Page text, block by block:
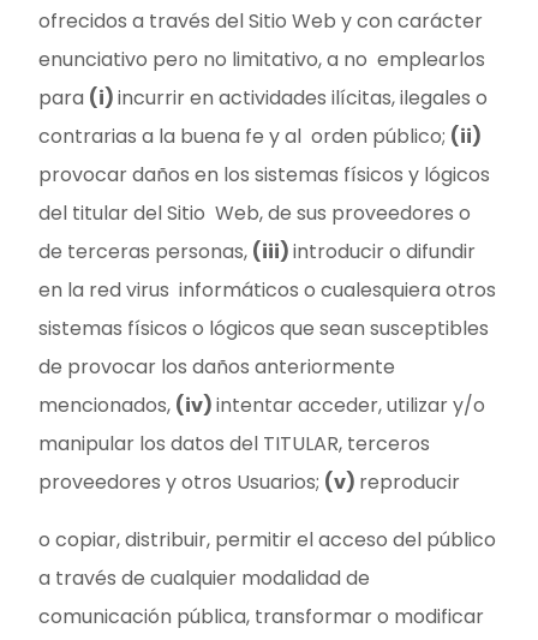
ofrecidos a través del Sitio Web y con carácter
enunciativo pero no limitativo, a no emplearlos
para (i)incurrir en actividades ilícitas, ilegales o
contrarias a la buena fe y al orden público; (ii)
provocar daños en los sistemas físicos y lógicos
del titular del Sitio Web, de sus proveedores o
de terceras personas, (iii)introducir o difundir
en la red virus informáticos o cualesquiera otros
sistemas físicos o lógicos que sean susceptibles
de provocar los daños anteriormente
mencionados, (iv)intentar acceder, utilizar y/o
manipular los datos del TITULAR, terceros
proveedores y otros Usuarios; (v) reproducir
o copiar, distribuir, permitir el acceso del público
a través de cualquier modalidad de
comunicación pública, transformar o modificar